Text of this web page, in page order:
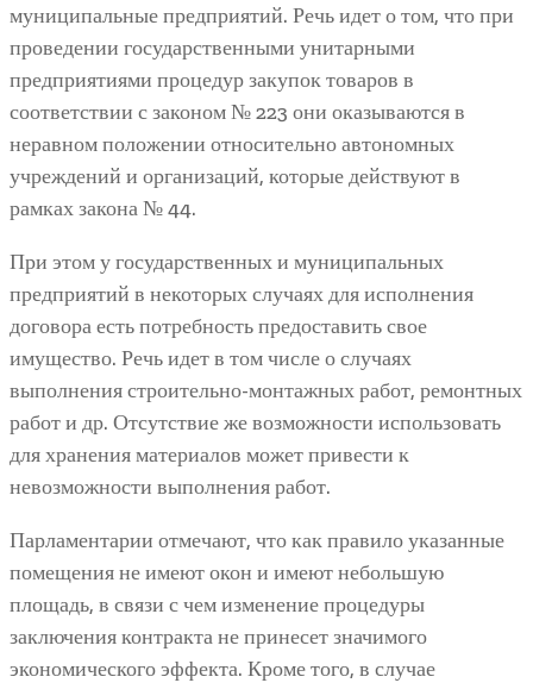
муниципальные предприятий. Речь идет о том, что при
проведении государственными унитарными
предприятиями процедур закупок товаров в
соответствии с законом № 223 они оказываются в
неравном положении относительно автономных
учреждений и организаций, которые действуют в
рамках закона № 44.
При этом у государственных и муниципальных
предприятий в некоторых случаях для исполнения
договора есть потребность предоставить свое
имущество. Речь идет в том числе о случаях
выполнения строительно-монтажных работ, ремонтных
работ и др. Отсутствие же возможности использовать
для хранения материалов может привести к
невозможности выполнения работ.
Парламентарии отмечают, что как правило указанные
помещения не имеют окон и имеют небольшую
площадь, в связи с чем изменение процедуры
заключения контракта не принесет значимого
экономического эффекта. Кроме того, в случае